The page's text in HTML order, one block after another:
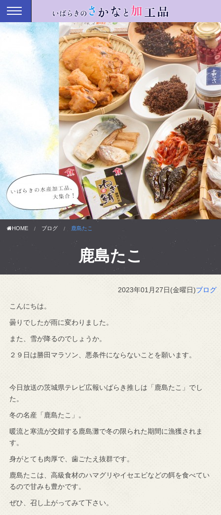
HOME ブログ 鹿島たこ
鹿島たこ
2023年01月27日(金曜日)ブログ
こんにちは。
曇りでしたが雨に変わりました。
また、雪が降るのでしょうか。
２９日は勝田マラソン、悪条件にならないことを願います。
今日放送の茨城県テレビ広報いばらき推しは「鹿島たこ」でし
た。
冬の名産「鹿島たこ」。
暖流と寒流が交錯する鹿島灘で冬の限られた期間に漁獲されま
す。
身がとても肉厚で、歯ごたえ抜群です。
鹿島たこは、高級食材のハマグリやイセエビなどの餌を食べてい
るので甘みも豊かです。
ぜひ、召し上がってみて下さい。